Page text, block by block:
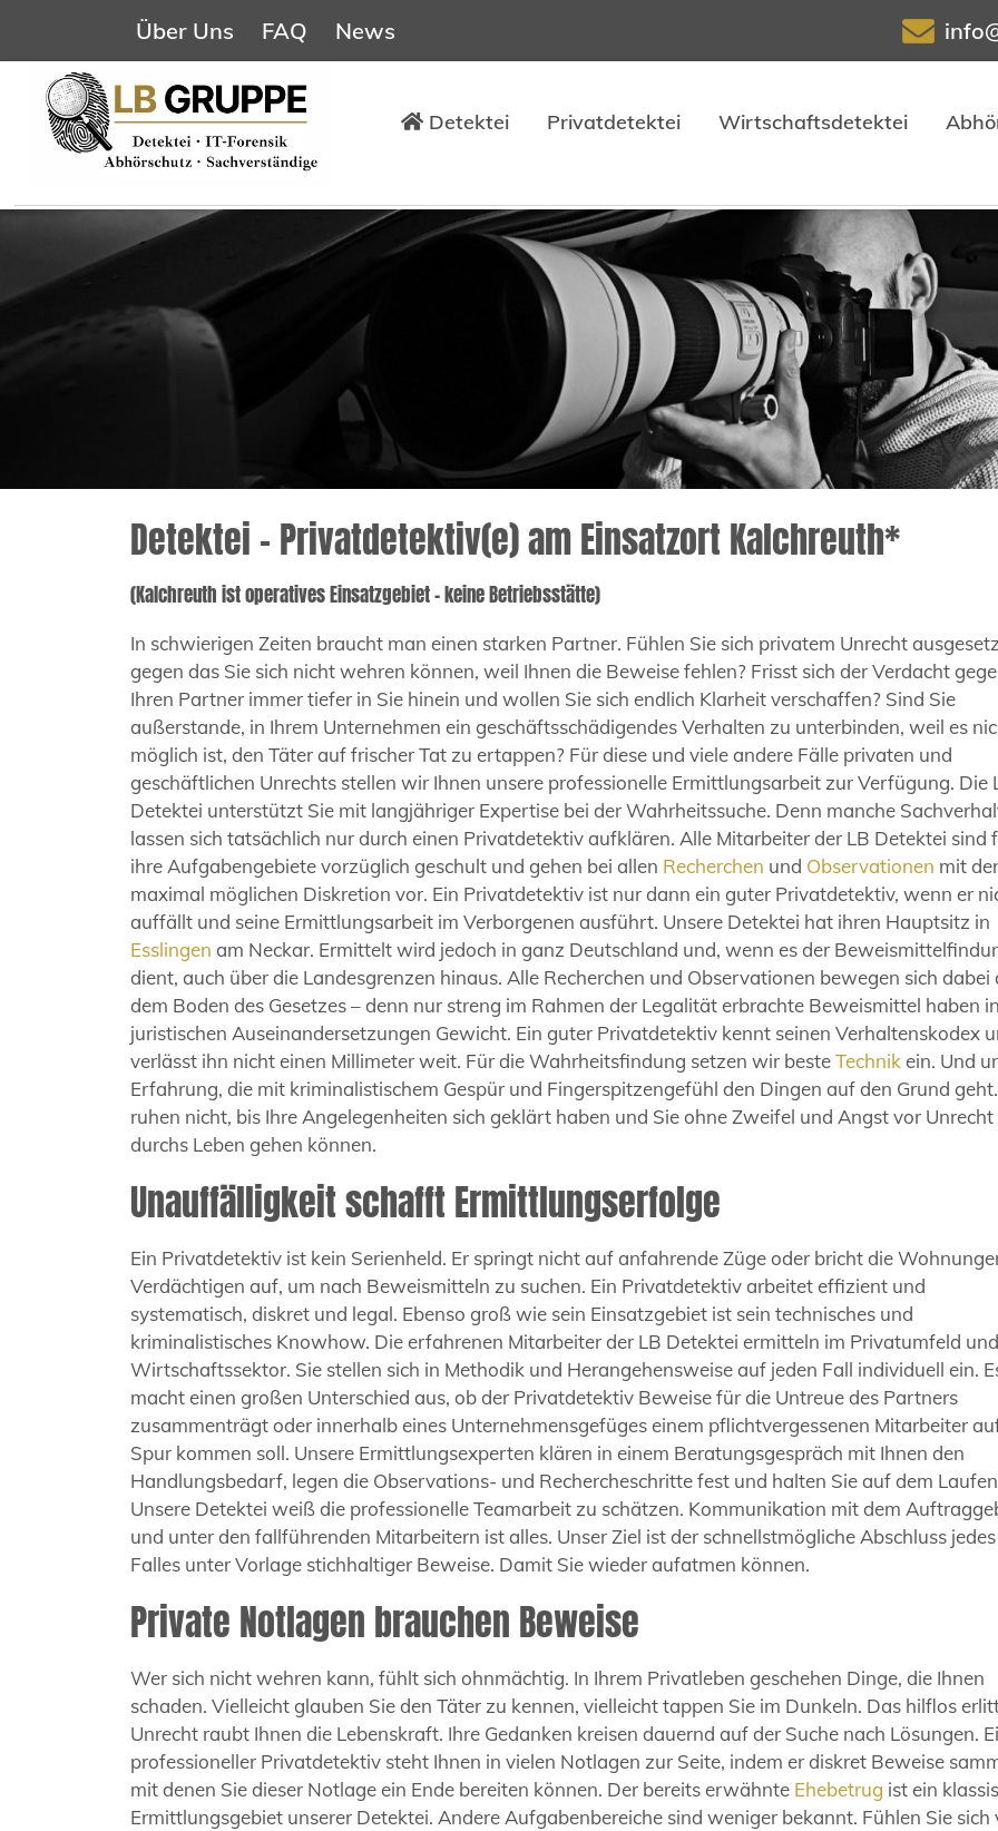
Über Uns FAQ News
Detektei Privatdetektei Wirtschaftsdetektei
Detektei – Privatdetektiv(e) am Einsatzort Kalchreuth*
(Kalchreuth ist operatives Einsatzgebiet – keine Betriebsstätte)
In schwierigen Zeiten braucht man einen starken Partner. Fühlen Sie sich privatem Unrecht
gegen das Sie sich nicht wehren können, weil Ihnen die Beweise fehlen? Frisst sich der Verdacht
Ihren Partner immer tiefer in Sie hinein und wollen Sie sich endlich Klarheit verschaffen? Sind Sie
außerstande, in Ihrem Unternehmen ein geschäftsschädigendes Verhalten zu unterbinden, weil es
möglich ist, den Täter auf frischer Tat zu ertappen? Für diese und viele andere Fälle privaten und
geschäftlichen Unrechts stellen wir Ihnen unsere professionelle Ermittlungsarbeit zur Verfügung. Die
Detektei unterstützt Sie mit langjähriger Expertise bei der Wahrheitssuche. Denn manche
lassen sich tatsächlich nur durch einen Privatdetektiv aufklären. Alle Mitarbeiter der LB Detektei sind
ihre Aufgabengebiete vorzüglich geschult und gehen bei allen Recherchen und Observationen mit der
maximal möglichen Diskretion vor. Ein Privatdetektiv ist nur dann ein guter Privatdetektiv, wenn er
auffällt und seine Ermittlungsarbeit im Verborgenen ausführt. Unsere Detektei hat ihren Hauptsitz in
Esslingen am Neckar. Ermittelt wird jedoch in ganz Deutschland und, wenn es der
dient, auch über die Landesgrenzen hinaus. Alle Recherchen und Observationen bewegen sich dabei
dem Boden des Gesetzes – denn nur streng im Rahmen der Legalität erbrachte Beweismittel haben in
juristischen Auseinandersetzungen Gewicht. Ein guter Privatdetektiv kennt seinen Verhaltenskodex
verlässt ihn nicht einen Millimeter weit. Für die Wahrheitsfindung setzen wir besteTechnikein. Und
Erfahrung, die mit kriminalistischem Gespür und Fingerspitzengefühl den Dingen auf den Grund
ruhen nicht, bis Ihre Angelegenheiten sich geklärt haben und Sie ohne Zweifel und Angst vor Unrecht
durchs Leben gehen können.
Unauffälligkeit schafft Ermittlungserfolge
Ein Privatdetektiv ist kein Serienheld. Er springt nicht auf anfahrende Züge oder bricht die
Verdächtigen auf, um nach Beweismitteln zu suchen. Ein Privatdetektiv arbeitet effizient und
systematisch, diskret und legal. Ebenso groß wie sein Einsatzgebiet ist sein technisches und
kriminalistisches Knowhow. Die erfahrenen Mitarbeiter der LB Detektei ermitteln im Privatumfeld
Wirtschaftssektor. Sie stellen sich in Methodik und Herangehensweise auf jeden Fall individuell ein.
macht einen großen Unterschied aus, ob der Privatdetektiv Beweise für die Untreue des Partners
zusammenträgt oder innerhalb eines Unternehmensgefüges einem pflichtvergessenen Mitarbeiter
Spur kommen soll. Unsere Ermittlungsexperten klären in einem Beratungsgespräch mit Ihnen den
Handlungsbedarf, legen die Observations- und Rechercheschritte fest und halten Sie auf dem
Unsere Detektei weiß die professionelle Teamarbeit zu schätzen. Kommunikation mit dem
und unter den fallführenden Mitarbeitern ist alles. Unser Ziel ist der schnellstmögliche Abschluss jedes
Falles unter Vorlage stichhaltiger Beweise. Damit Sie wieder aufatmen können.
Private Notlagen brauchen Beweise
Wer sich nicht wehren kann, fühlt sich ohnmächtig. In Ihrem Privatleben geschehen Dinge, die Ihnen
schaden. Vielleicht glauben Sie den Täter zu kennen, vielleicht tappen Sie im Dunkeln. Das hilflos
Unrecht raubt Ihnen die Lebenskraft. Ihre Gedanken kreisen dauernd auf der Suche nach Lösungen.
professioneller Privatdetektiv steht Ihnen in vielen Notlagen zur Seite, indem er diskret Beweise
mit denen Sie dieser Notlage ein Ende bereiten können. Der bereits erwähnte Ehebetrug ist ein
Ermittlungsgebiet unserer Detektei. Andere Aufgabenbereiche sind weniger bekannt. Fühlen Sie sich